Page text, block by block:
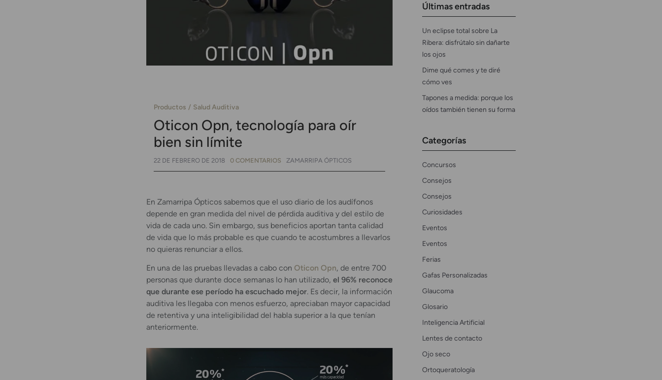
Productos Salud Auditiva
Oticon Opn, tecnología para oír
bien sin límite
22 DE FEBRERO DE 2018 0 COMENTARIOS ZAMARRIPA ÓPTICOS
En Zamarripa Ópticos sabemos que el uso diario de los audífonos
depende en gran medida del nivel de pérdida auditiva y del estilo de
vida de cada uno. Sin embargo, sus beneficios aportan tanta calidad
de vida que lo más probable es que cuando te acostumbres a llevarlos
no quieras renunciar a ellos.
En una de las pruebas llevadas a cabo con Oticon Opn, de entre 700
personas que durante doce semanas lo han utilizado, el 96% reconoce
que durante ese período ha escuchado mejor. Es decir, la información
auditiva les llegaba con menos esfuerzo, apreciaban mayor capacidad
de retentiva y una inteligibilidad del habla superior a la que tenían
anteriormente.
Últimas entradas
Un eclipse total sobre La
Ribera: disfrútalo sin dañarte
los ojos
Dime qué comes y te diré
cómo ves
Tapones a medida: porque los
oídos también tienen su forma
Categorías
Concursos
Consejos
Consejos
Curiosidades
Eventos
Eventos
Ferias
Gafas Personalizadas
Glaucoma
Glosario
Inteligencia Artificial
Lentes de contacto
Ojo seco
Ortoqueratología